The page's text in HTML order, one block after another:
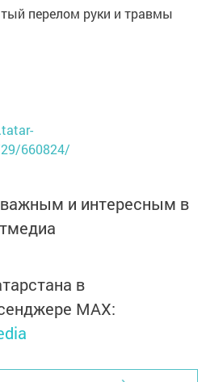
перелом руки и травмы
660824/
и интересным в
в
MАХ: